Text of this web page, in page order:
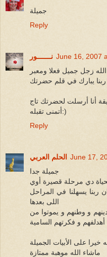
جميلة
Reply
نـــــــور June 16, 2007
زجل جميل فعلا ومعبر
أتمنى تقبله:)
Reply
الحلم العربي
June 17,
جميلة جدا
دي مرحلة قصيرة أوي
يسهلنا في المراحل
اللى بعدها
و وطنهم و يموتوا من
و فكرتهم السامية
خيرا على الأبيات الجميلة
ماشاء الله موهبة ممتازة